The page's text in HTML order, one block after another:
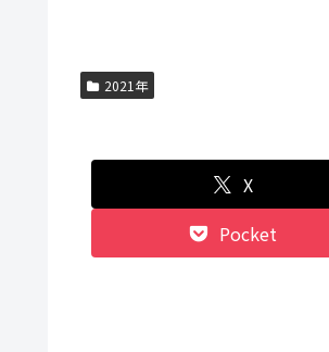
2021年
X
Pocket